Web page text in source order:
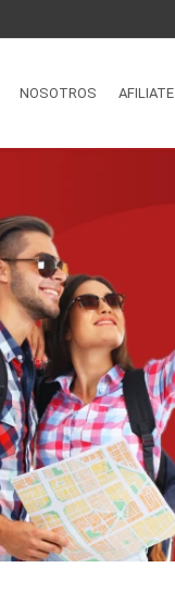
NOSOTROS AFILIATE